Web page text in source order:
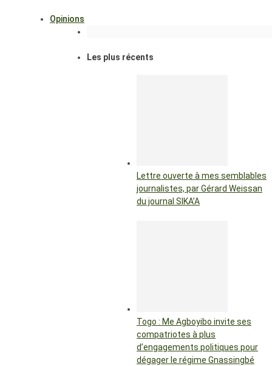
Opinions
Les plus récents
Lettre ouverte à mes semblables
journalistes, par Gérard Weissan
du journal SIKA’A
Togo : Me Agboyibo invite ses
compatriotes à plus
d’engagements politiques pour
dégager le régime Gnassingbé